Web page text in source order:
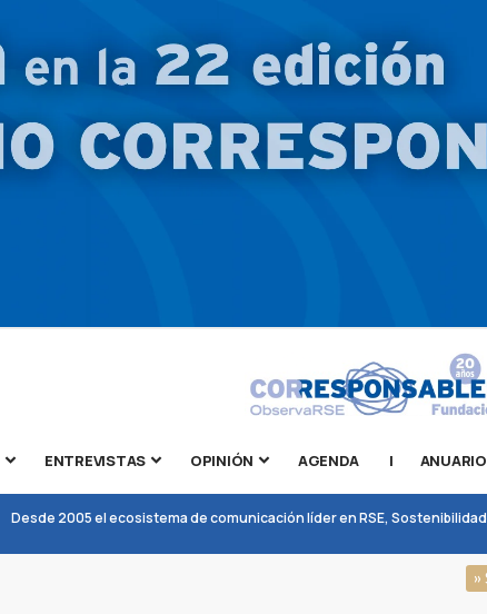
ENTREVISTAS OPINIÓN AGENDA | ANUARIO
Desde 2005 el ecosistema de comunicación líder en RSE, Sostenibilidad